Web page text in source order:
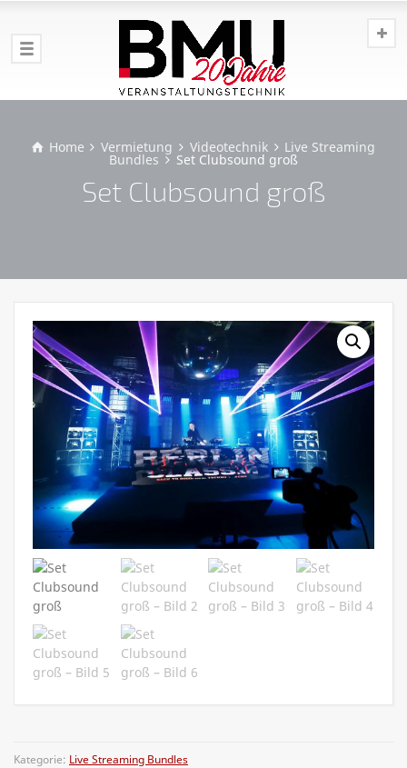
Home Vermietung Videotechnik Live Streaming
Bundles Set Clubsound groß
Set Clubsound groß
Kategorie: Live Streaming Bundles